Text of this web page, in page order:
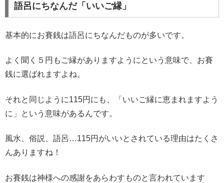
語呂にちなんだ「いいご縁」
基本的にお賽銭は語呂にちなんだものが多いです。
よく聞く５円もご縁がありますようにという意味で、お賽
銭に選ばれますよね。
それと同じように115円にも、「いいご縁に恵まれますよう
に」という意味があるんです。
風水、俗説、語呂…115円がいいとされている理由はたくさ
んありますね！
お賽銭は神様への感謝をあらわすものと言われています